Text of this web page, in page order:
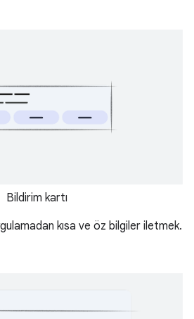
Bildirim kartı
kısa ve öz bilgiler iletmek.